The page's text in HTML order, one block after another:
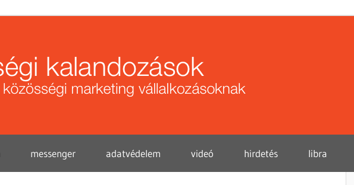
messenger adatvédelem videó hirdetés libra